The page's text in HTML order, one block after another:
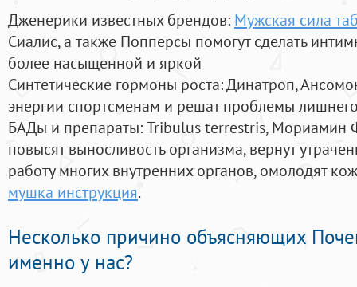
Дженерики известных брендов: Мужская сила
Сиалис, а также Попперсы помогут сделать
более насыщенной и яркой
Синтетические гормоны роста: Динатроп,
энергии спортсменам и решат проблемы
БАДы и препараты:Tribulus terrestris, Мориамин
повысят выносливость организма, вернут
работу многих внутренних органов, омолодят
мушка инструкция.
Несколько причино объясняющих
именно у нас?